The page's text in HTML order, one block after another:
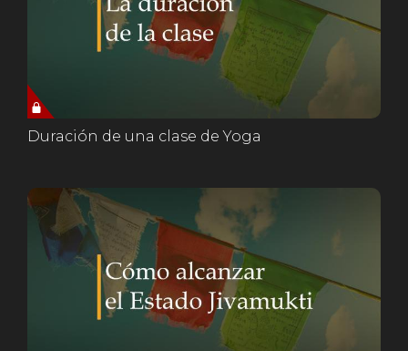
Duración de una clase de Yoga